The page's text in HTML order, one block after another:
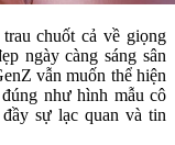
chuốt cả về giọng
ngày càng sáng sân
vẫn muốn thể hiện
như hình mẫu cô
sự lạc quan và tin